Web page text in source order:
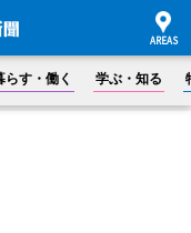
らす・働く 学ぶ・知る